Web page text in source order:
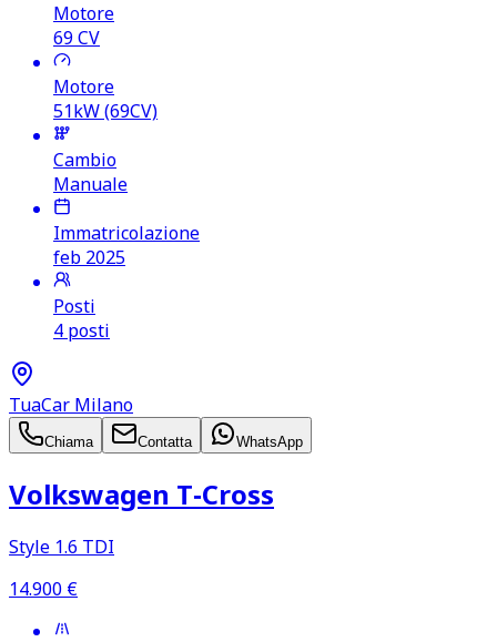
Motore
69CV
Motore
51kW (69CV)
Cambio
Manuale
Immatricolazione
feb 2025
Posti
4 posti
TuaCar Milano
Chiama Contatta WhatsApp
Volkswagen T‑Cross
Style 1.6 TDI
14.900 €